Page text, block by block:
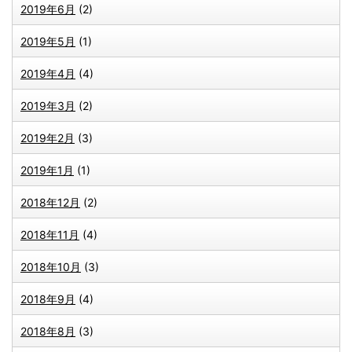
2019年6月 (2)
2019年5月 (1)
2019年4月 (4)
2019年3月 (2)
2019年2月 (3)
2019年1月 (1)
2018年12月 (2)
2018年11月 (4)
2018年10月 (3)
2018年9月 (4)
2018年8月 (3)